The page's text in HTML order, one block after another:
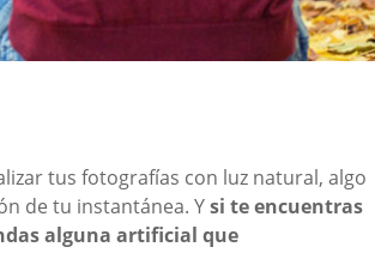
tus fotografías con luz natural, algo
de tu instantánea. Ysi te encuentras
alguna artificial que